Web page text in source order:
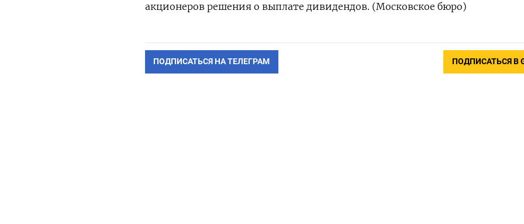
акционеров решения о выплате дивидендов. (Московское бюро)
ПОДПИСАТЬСЯ НА ТЕЛЕГРАМ ПОДПИСАТЬСЯ В